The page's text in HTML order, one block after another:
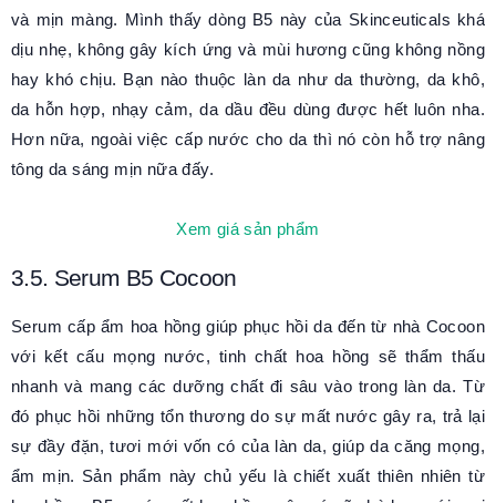
và mịn màng. Mình thấy dòng B5 này của Skinceuticals khá
dịu nhẹ, không gây kích ứng và mùi hương cũng không nồng
hay khó chịu. Bạn nào thuộc làn da như da thường, da khô,
da hỗn hợp, nhạy cảm, da dầu đều dùng được hết luôn nha.
Hơn nữa, ngoài việc cấp nước cho da thì nó còn hỗ trợ nâng
tông da sáng mịn nữa đấy.
Xem giá sản phẩm
3.5. Serum B5 Cocoon
Serum cấp ẩm hoa hồng giúp phục hồi da đến từ nhà Cocoon
với kết cấu mọng nước, tinh chất hoa hồng sẽ thẩm thấu
nhanh và mang các dưỡng chất đi sâu vào trong làn da. Từ
đó phục hồi những tổn thương do sự mất nước gây ra, trả lại
sự đầy đặn, tươi mới vốn có của làn da, giúp da căng mọng,
ẩm mịn. Sản phẩm này chủ yếu là chiết xuất thiên nhiên từ